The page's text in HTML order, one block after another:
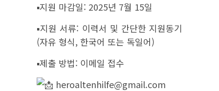
▪︎지원 마감일: 2025년 7월 15일
▪︎지원 서류: 이력서 및 간단한 지원동기
(자유 형식, 한국어 또는 독일어)
▪︎제출 방법: 이메일 접수
heroaltenhilfe@gmail.com